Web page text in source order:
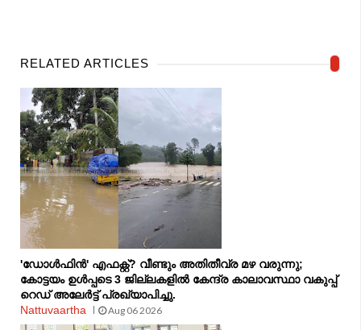
RELATED ARTICLES
'ഡോൾഫിൻ' എഫക്റ്റ്? വീണ്ടും അതിതീവ്ര മഴ വരുന്നു;
കോട്ടയം ഉൾപ്പടെ 3 ജില്ലകളിൽ കേന്ദ്ര കാലാവസ്ഥാ വകുപ്പ്
റെഡ് അലേർട്ട് പ്രഖ്യാപിച്ചു.
Nattuvaartha
Aug 06 2026